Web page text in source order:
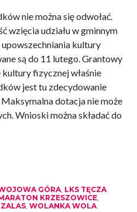
nie można się odwołać.
wzięcia udziału w gminnym
kultury
są do 11 lutego. Grantowy
fizycznej właśnie
jest tu zdecydowanie
dotacja nie może
Wnioski można składać do
GÓRA, LKS TĘCZA
KRZESZOWICE,
, WOLANKA WOLA